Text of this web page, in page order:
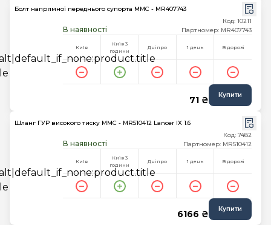
Болт напрямної переднього супорта MMC - MR407743
В наявності
Код: 10211
Партномер: MR407743
Київ
Київ 3
години
Дніпро 1 день В дорозі
71 ₴ Купити
Шланг ГУР високого тиску MMC - MR510412 Lancer IX 1.6
В наявності
Код: 7482
Партномер: MR510412
Київ
Київ 3
години
Дніпро 1 день В дорозі
6166 ₴ Купити